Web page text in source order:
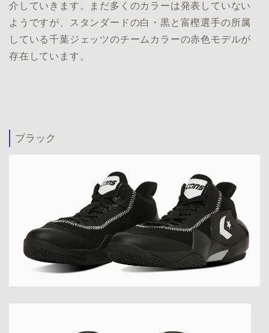
介していきます。まだ多くのカラーは発表していない
ようですが、スタンダードの白・黒と富樫選手の所属
している千葉ジェッツのチームカラーの赤色モデルが
存在しています。
ブラック